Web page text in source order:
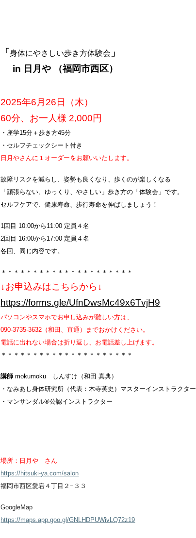
「身体にやさしい歩き方体験会 」
in 日月や （福岡市西区）
2025年6 月26 日（木）
60分、お一人様 2,000円
・ 座学15分＋歩き方45分
・セルフチェックシート付き
日月やさんに１オーダーをお願いいたします。
故障リスクを減らし、姿勢も良くなり、歩くのが楽しくなる
「頑張らない、ゆっくり、やさしい」歩き方の「体験会」です。
セルフケアで、健康寿命、歩行寿命を伸ばしましょう！
1回目 10:00から11:00 定員４名
2回目 16:00から17:00 定員４名
各回、同じ内容です。
＊＊＊＊＊＊＊＊＊＊＊＊＊＊＊＊＊＊＊＊＊
↓お申込みはこちらから↓
https://forms.gle/UfnDwsMc49x6TvjH9
パソコンやスマホでお申し込みが難しい方は、
090-3735-3632（和田、直通）までおかけください。
電話に出れない場合は折り返し、お電話差し上げます。
＊＊＊＊＊＊＊＊＊＊＊＊＊＊＊＊＊＊＊＊＊
講師mokumoku しんすけ（和田 真典）
・なみあし身体研究所（代表：木寺英史）マスターインストラクター
・マンサンダル®︎公認インストラクター
場所：日月や さん
https://hitsuki-ya.com/salon
福岡市西区愛宕４丁目２−３３
GoogleMap
https://maps.app.goo.gl/GNLHDPUWivLQ72z19